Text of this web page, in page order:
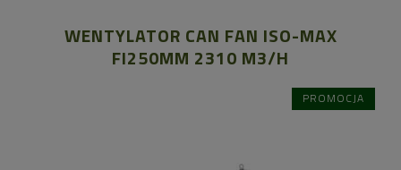
WENTYLATOR CAN FAN ISO-MAX
FI250MM 2310 M3/H
PROMOCJA